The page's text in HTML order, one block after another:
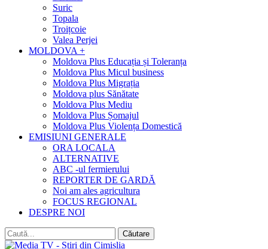
Suric
Topala
Troițcoie
Valea Perjei
MOLDOVA +
Moldova Plus Educația și Toleranța
Moldova Plus Micul business
Moldova Plus Migrația
Moldova plus Sănătate
Moldova Plus Mediu
Moldova Plus Șomajul
Moldova Plus Violența Domestică
EMISIUNI GENERALE
ORA LOCALA
ALTERNATIVE
ABC -ul fermierului
REPORTER DE GARDĂ
Noi am ales agricultura
FOCUS REGIONAL
DESPRE NOI